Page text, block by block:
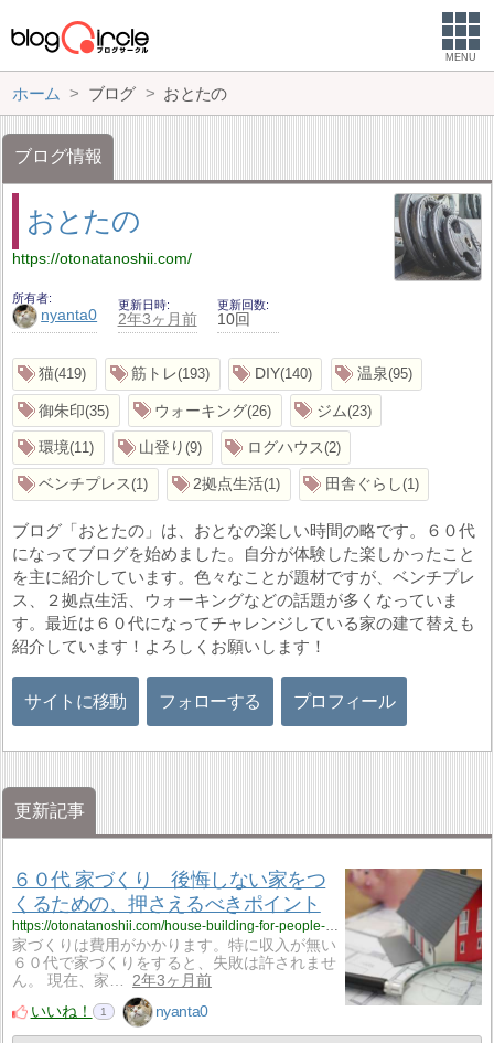
MENU
ホーム ブログ おとたの
ブログ情報
おとたの
https://otonatanoshii.com/
所有者
nyanta0
更新日時
2年3ヶ月前
更新回数
10回
猫 419 筋トレ 193 DIY 140 温泉 95
御朱印 35 ウォーキング 26 ジム 23
環境 11 山登り 9 ログハウス 2
ベンチプレス 1 2拠点生活 1 田舎ぐらし 1
ブログ「おとたの」は、おとなの楽しい時間の略です。６０代
になってブログを始めました。自分が体験した楽しかったこと
を主に紹介しています。色々なことが題材ですが、ベンチプレ
ス、２拠点生活、ウォーキングなどの話題が多くなっていま
す。最近は６０代になってチャレンジしている家の建て替えも
紹介しています！よろしくお願いします！
サイトに移動 フォローする プロフィール
更新記事
６０代 家づくり 後悔しない家をつ
くるための、押さえるべきポイント
https://otonatanoshii.com/house-building-for-people-in-their-60s-points-to-keep-in-mind-to-build-a-house-you-wont-regret/?utm_source=rss&utm_medium=rss&utm_campaign=house-building-for-people-in-their-60s-points-to-keep-in-mind-to-build-a-house-you-wont-regret
家づくりは費用がかかります。特に収入が無い
６０代で家づくりをすると、失敗は許されませ
ん。 現在、家…
2年3ヶ月前
いいね！
1 nyanta0